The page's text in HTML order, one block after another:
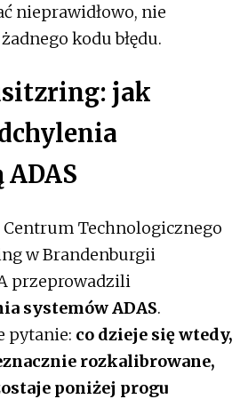
nieprawidłowo, nie
kodu błędu.
jak
Centrum Technologicznego
w Brandenburgii
przeprowadzili
systemów ADAS.
pytanie: co dzieje się wtedy,
rozkalibrowane,
poniżej progu